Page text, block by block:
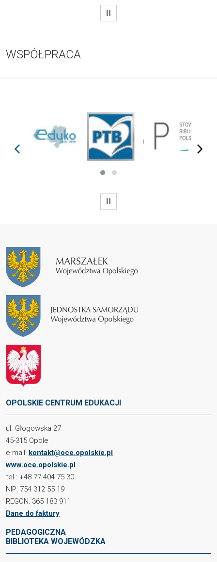
WSTRZYMAJ
WSPÓŁPRACA
prev next
WSTRZYMAJ
OPOLSKIE CENTRUM EDUKACJI
ul. Głogowska 27
45-315 Opole
e-mail: kontakt@oce.opolskie.pl
www.oce.opolskie.pl
tel.: +48 77 404 75 30
NIP: 754 312 55 19
REGON: 365 183 911
Dane do faktury
PEDAGOGICZNA
BIBLIOTEKA WOJEWÓDZKA